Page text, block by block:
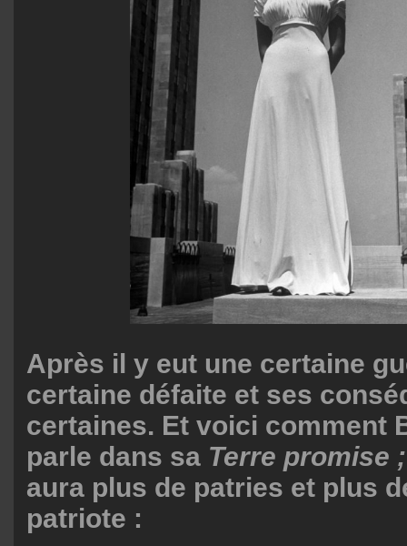
Après il y eut une certaine
certaine défaite et ses
certaines. Et voici comment
parle dans sa Terre promise ;
aura plus de patries et plus
patriote :